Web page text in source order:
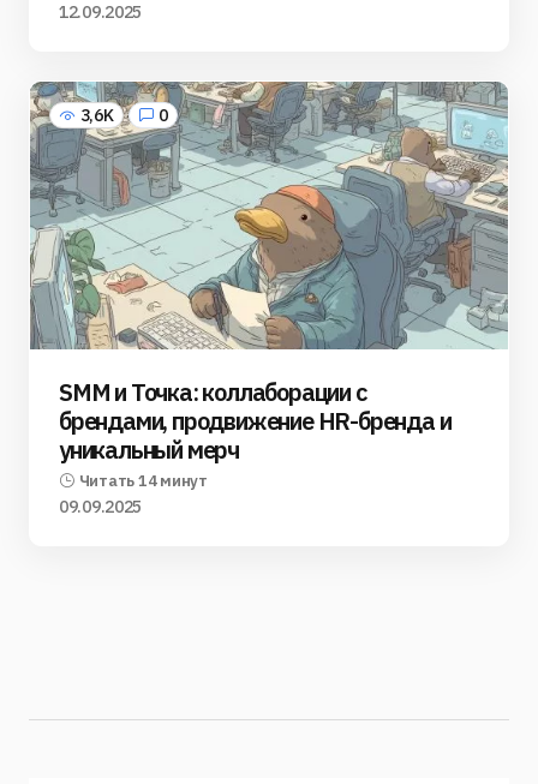
12.09.2025
3,6K 0
SMM и Точка: коллаборации с
брендами, продвижение HR-бренда и
уникальный мерч
Читать 14 минут
09.09.2025